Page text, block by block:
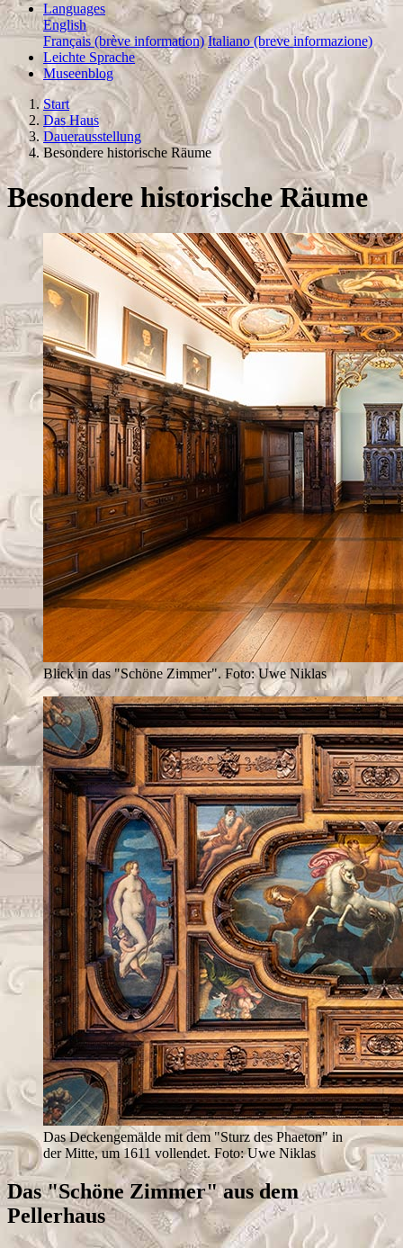
Languages
English
Français (brève information) Italiano (breve informazione)
Leichte Sprache
Museenblog
Start
Das Haus
Dauerausstellung
Besondere historische Räume
Besondere historische Räume
Blick in das "Schöne Zimmer". Foto: Uwe Niklas
Das Deckengemälde mit dem "Sturz des Phaeton" in
der Mitte, um 1611 vollendet. Foto: Uwe Niklas
Das "Schöne Zimmer" aus dem
Pellerhaus